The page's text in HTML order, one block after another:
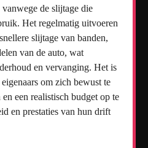
de slijtage die
Het regelmatig uitvoeren
slijtage van banden,
van de auto, wat
en vervanging. Het is
om zich bewust te
een realistisch budget op te
en prestaties van hun drift